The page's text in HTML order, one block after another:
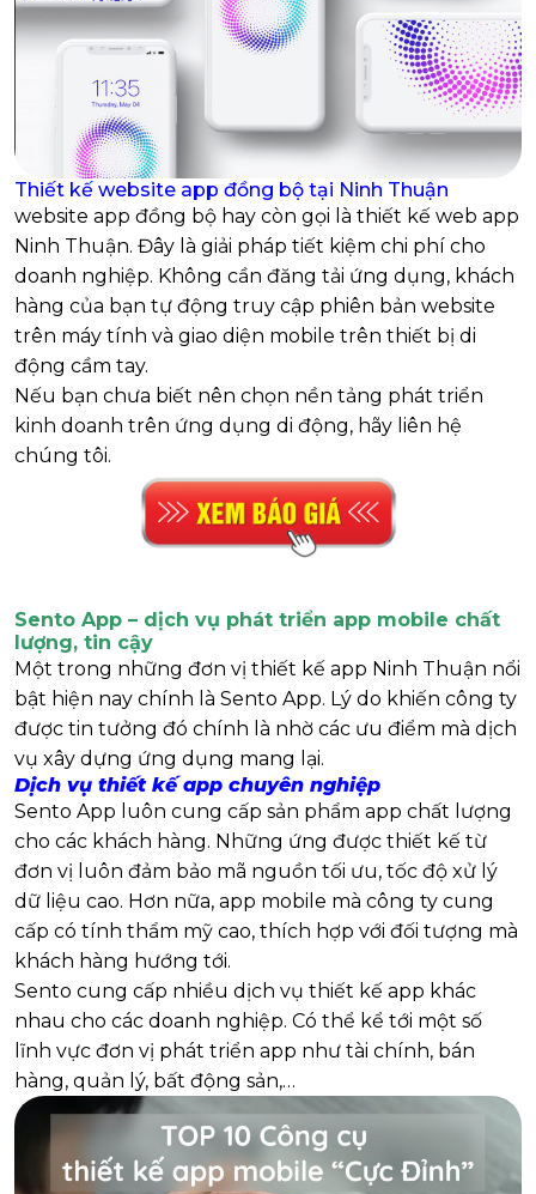
Thiết kế website app đồng bộ tại Ninh Thuận
website app đồng bộ hay còn gọi là thiết kế web app
Ninh Thuận. Đây là giải pháp tiết kiệm chi phí cho
doanh nghiệp. Không cần đăng tải ứng dụng, khách
hàng của bạn tự động truy cập phiên bản website
trên máy tính và giao diện mobile trên thiết bị di
động cầm tay.
Nếu bạn chưa biết nên chọn nền tảng phát triển
kinh doanh trên ứng dụng di động, hãy liên hệ
chúng tôi.
Sento App – dịch vụ phát triển app mobile chất
lượng, tin cậy
Một trong những đơn vị thiết kế app Ninh Thuận nổi
bật hiện nay chính là Sento App. Lý do khiến công ty
được tin tưởng đó chính là nhờ các ưu điểm mà dịch
vụ xây dựng ứng dụng mang lại.
Dịch vụ thiết kế app chuyên nghiệp
Sento App luôn cung cấp sản phẩm app chất lượng
cho các khách hàng. Những ứng được thiết kế từ
đơn vị luôn đảm bảo mã nguồn tối ưu, tốc độ xử lý
dữ liệu cao. Hơn nữa, app mobile mà công ty cung
cấp có tính thẩm mỹ cao, thích hợp với đối tượng mà
khách hàng hướng tới.
Sento cung cấp nhiều dịch vụ thiết kế app khác
nhau cho các doanh nghiệp. Có thể kể tới một số
lĩnh vực đơn vị phát triển app như tài chính, bán
hàng, quản lý, bất động sản,…